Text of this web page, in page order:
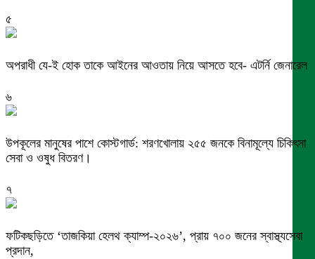
৫
অপরাধী যে-ই হোক তাকে আইনের আওতায় নিয়ে আসতে হবে- এটর্নি জেনারেল
৬
উপকূলের মানুষের পাশে কোস্টগার্ড: শরণখোলায় ২৫৫ জনকে বিনামূল্যে চিকিৎসা
সেবা ও ওষুধ বিতরণ।
৭
ফটিকছড়িতে ‘তাজকিয়া হেলথ ক্যাম্প-২০২৬’, প্রায় ৭০০ জনের স্বাস্থ্যসেবা
প্রদান,